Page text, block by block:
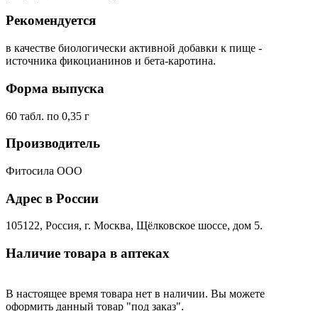
Рекомендуется
в качестве биологически активной добавки к пище -
источника фикоцианинов и бета-каротина.
Форма выпуска
60 табл. по 0,35 г
Производитель
Фитосила ООО
Адрес в России
105122, Россия, г. Москва, Щёлковское шоссе, дом 5.
Наличие товара в аптеках
В настоящее время товара нет в наличии. Вы можете
оформить данный товар "под заказ".